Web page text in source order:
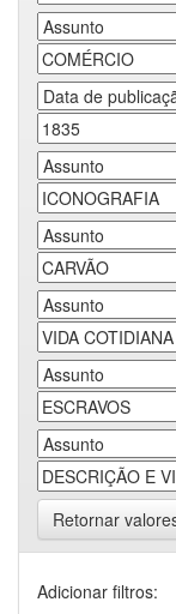
Retornar
Adicionar filtros: